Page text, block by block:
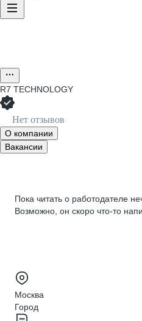
R7 TECHNOLOGY
Нет отзывов
О компании
Вакансии
Пока читать о работодателе
Возможно, он скоро что‑то
Москва
Город